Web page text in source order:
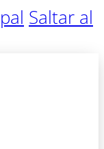
Saltar al